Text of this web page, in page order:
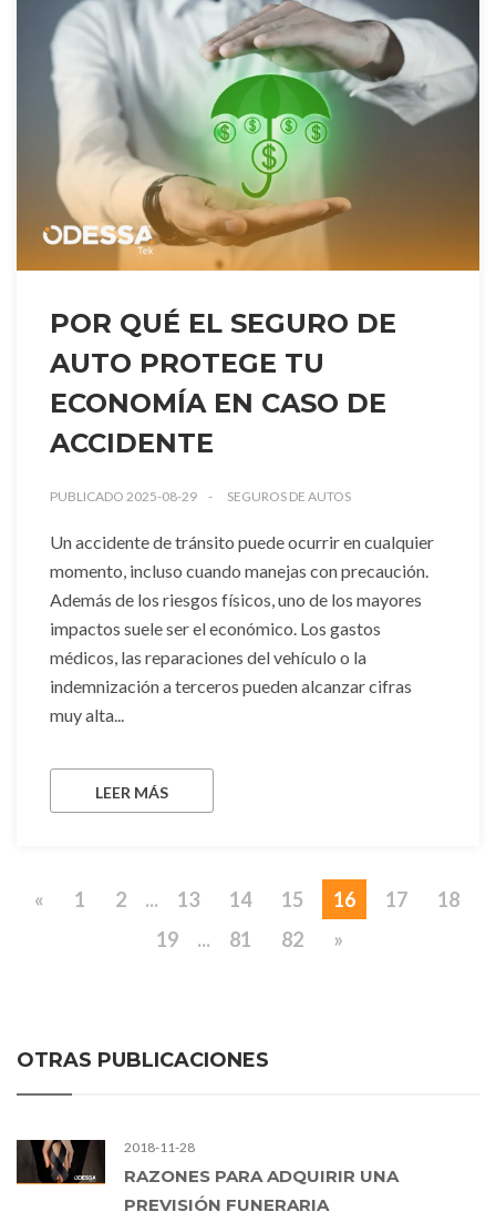
POR QUÉ EL SEGURO DE
AUTO PROTEGE TU
ECONOMÍA EN CASO DE
ACCIDENTE
PUBLICADO 2025-08-29 SEGUROS DE AUTOS
Un accidente de tránsito puede ocurrir en cualquier
momento, incluso cuando manejas con precaución.
Además de los riesgos físicos, uno de los mayores
impactos suele ser el económico. Los gastos
médicos, las reparaciones del vehículo o la
indemnización a terceros pueden alcanzar cifras
muy alta...
LEER MÁS
« 1 2 ... 13 14 15 16 17
18
19
... 81 82 »
OTRAS PUBLICACIONES
2018-11-28
RAZONES PARA ADQUIRIR UNA
PREVISIÓN FUNERARIA